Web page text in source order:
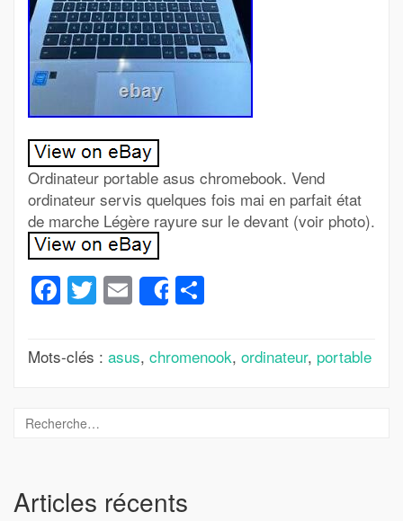
Ordinateur portable asus chromebook. Vend
ordinateur servis quelques fois mai en parfait état
de marche Légère rayure sur le devant (voir photo).
Facebook
Twitter
Email
Share
Mots-clés : asus, chromenook, ordinateur, portable
Articles récents